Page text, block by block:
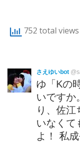
752 total views
さえゆいbot
ゆ「Kの
いですか
り、佐
いなくて
よ！ 私